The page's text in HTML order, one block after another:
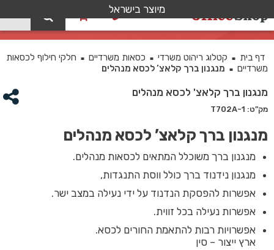
מיוצר בישראל
מנגנון ברך קלאצ’ לכסא מנהלים
דף בית ■ קטלוג ריהוט משרדי ■ כסאות משרדיים ■
חלקי חילוף לכסאות
משרדיים ■ מנגנון ברך קלאצ’ לכסא מנהלים
מנגנון ברך קלאצ' לכסא מנהלים
מק"ט: T702A-1
מנגנון ברך קלאצ’ לכסא מנהלים
מנגנון ברך משוכלל המתאים לכסאות מנהלים.
מנגנון נידנוד ברך כולל ווסת התנגדות,
אפשרות להפסקת הנדנוד על ידי נעילה במצב ישר.
אפשרות נעילה בכל זווית.
אפשרויות רבות להתאמת החורים לכסא.
ארץ ייצור – סין